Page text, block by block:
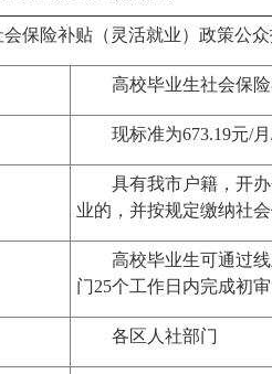
保险补贴（灵活就业） 政策公
高校毕业生社会保
现标准为673.19元/月
具有我市户籍，开
业的 ，并按规定缴纳社
高校毕业生可通过
门25个工作日内完成初审
各区 人社部门